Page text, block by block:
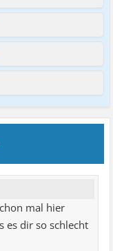
mal hier
es dir so schlecht